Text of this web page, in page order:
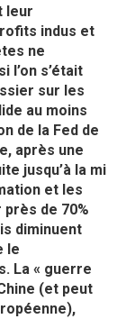
leur
indus et
ne
l’on s’était
sur les
au moins
de la Fed de
après une
jusqu’à la mi
et les
de 70%
diminuent
le
La « guerre
(et peut